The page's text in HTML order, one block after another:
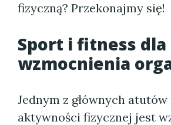
fizyczną? Przekonajmy się!
Sport i fitness dla
wzmocnienia
Jednym z głównych
aktywności fizycznej jest